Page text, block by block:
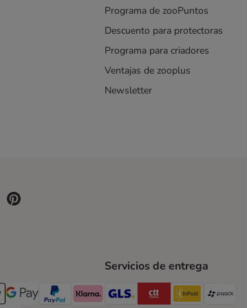
Programa de zooPuntos
Descuento para protectoras
Programa para criadores
Ventajas de zooplus
Newsletter
Payment Method
Payment Method
Google Pay Payment Method
PayPal Payment Method
Klarna Payment Method
Servicios de entrega
GLS Shipping Method
CTTExpressInPost